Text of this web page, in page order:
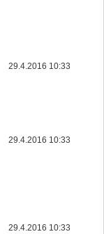
29.4.2016 10:33
29.4.2016 10:33
29.4.2016 10:33